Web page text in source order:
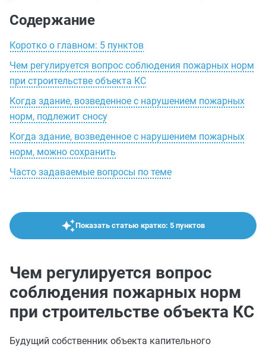
Содержание
Коротко о главном: 5 пунктов
Чем регулируется вопрос соблюдения пожарных норм
при строительстве объекта КС
Когда здание, возведенное с нарушением пожарных
норм, подлежит сносу
Когда здание, возведенное с нарушением пожарных
норм, можно сохранить
Часто задаваемые вопросы по теме
Показать статью кратко: 5 пунктов
Чем регулируется вопрос
соблюдения пожарных норм
при строительстве объекта КС
Будущий собственник объекта капительного